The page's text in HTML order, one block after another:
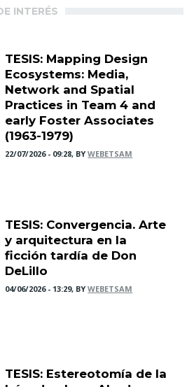
INTERÉS
TESIS: Mapping Design
Ecosystems: Media,
Network and Spatial
Practices in Team 4 and
early Foster Associates
(1963-1979)
22/07/2026 - 09:28, BYWEBETSAM
TESIS: Convergencia. Arte
y arquitectura en la
ficción tardía de Don
DeLillo
04/06/2026 - 13:29, BYWEBETSAM
TESIS: Estereotomía de la